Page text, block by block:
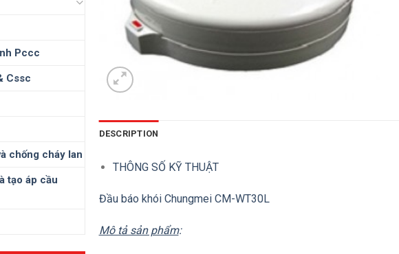
Pccc
Cssc
chống cháy lan
tạo áp cầu
DESCRIPTION
THÔNG SỐ KỸ THUẬT
Đầu báo khói Chungmei CM-WT30L
Mô tả sản phẩm: